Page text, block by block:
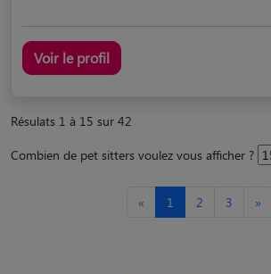
Voir le profil
Résulats 1 à 15 sur 42
Combien de pet sitters voulez vous afficher ?
« 1 2 3 »